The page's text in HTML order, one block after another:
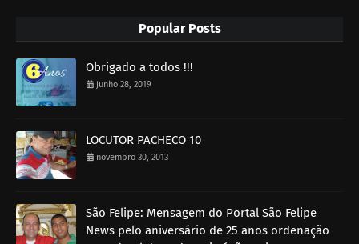
Popular Posts
Obrigado a todos !!!
junho 28, 2019
LOCUTOR PACHECO 10
novembro 30, 2013
São Felipe: Mensagem do Portal São Felipe
News pelo aniversário de 25 anos ordenação